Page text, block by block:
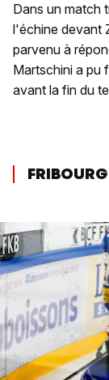
Dans un match
l'échine devant
parvenu à
Martschini a pu
avant la fin du